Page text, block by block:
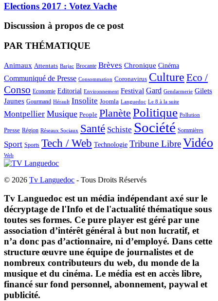
Elections 2017 : Votez Vache
Discussion à propos de ce post
PAR THÉMATIQUE
Animaux Attentats Barjac Brocante Brèves Chronique Cinéma
Communiqué de Presse Consommation Coronavirus Culture Eco /
Conso Economie Editorial Environnement Festival Gard Gendarmerie Gilets
Jaunes Gourmand Hérault Insolite Joomla Languedoc Le 8 à la suite
Montpellier Musique People Planète Politique Pollution
Presse Région Réseaux Sociaux Santé Schiste Société Sommières
Sport Sports Tech / Web Technologie Tribune LibreVidéo
Web
© 2026 Tv Languedoc - Tous Droits Réservés
Tv Languedoc est un média indépendant axé sur le
décryptage de l'Info et de l'actualité thématique sous
toutes ses formes. Ce pure player est géré par une
association d’intérêt général à but non lucratif, et
n’a donc pas d’actionnaire, ni d’employé. Dans cette
structure œuvre une équipe de journalistes et de
nombreux contributeurs du web, du monde de la
musique et du cinéma. Le média est en accès libre,
financé sur fond personnel, abonnement, paywal et
publicité.